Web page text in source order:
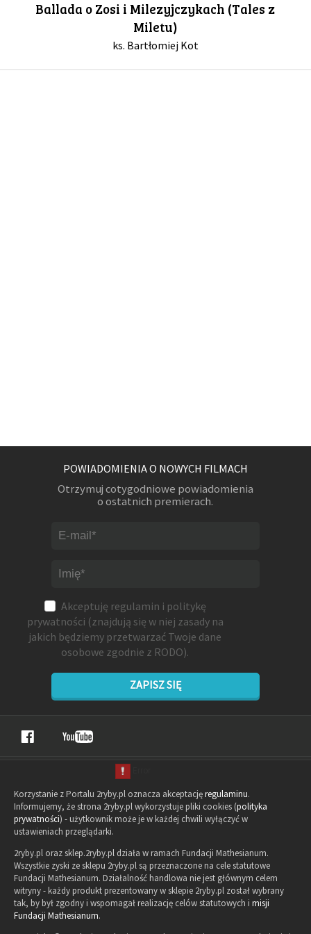
GALERIA
Ballada o Zosi i Milezyjczykach (Tales z
Miletu)
ks. Bartłomiej Kot
POWIADOMIENIA O NOWYCH FILMACH
Otrzymuj cotygodniowe powiadomienia
o ostatnich premierach.
Akceptuję regulamin i politykę
prywatności (znajdują się w niej zasady na
jakich będziemy przetwarzać Twoje dane
osobowe zgodnie z RODO).
ZAPISZ SIĘ
Korzystanie z Portalu 2ryby.pl oznacza akceptacjęregulaminu.
Informujemy, że strona 2ryby.pl wykorzystuje pliki cookies (polityka
prywatności) - użytkownik może je w każdej chwili wyłączyć w
ustawieniach przeglądarki.
2ryby.pl oraz sklep.2ryby.pl działa w ramach Fundacji Mathesianum.
Wszystkie zyski ze sklepu 2ryby.pl są przeznaczone na cele statutowe
Fundacji Mathesianum. Działalność handlowa nie jest głównym celem
witryny - każdy produkt prezentowany w sklepie 2ryby.pl został wybrany
tak, by był zgodny i wspomagał realizację celów statutowych i misji
Fundacji Mathesianum.